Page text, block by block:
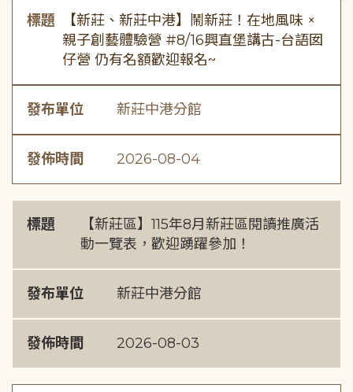
標題
【新莊、新莊中港】鬧新莊！在地風味 ×
親子創藝體驗營 #8/16興直堡講古-台語囡
仔營 仍有名額歡迎報名~
發布單位 新莊中港分館
發佈時間 2026-08-04
標題
【新莊區】115年8月新莊區閱讀推廣活
動一覽表，歡迎踴躍參加！
發布單位 新莊中港分館
發佈時間 2026-08-03